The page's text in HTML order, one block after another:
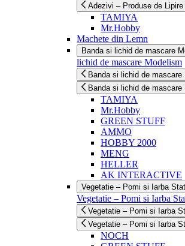
Adezivi – Produse de
TAMIYA
Mr.Hobby
Machete din Lemn
Banda si lichid de mascare
lichid de mascare Modelism
Banda si lichid de mascare
Banda si lichid de mascare
TAMIYA
Mr.Hobby
GREEN STUFF
AMMO
HOBBY 2000
MENG
HELLER
AK INTERACTIVE
Vegetatie – Pomi si Iarba
Vegetatie – Pomi si Iarba
Vegetatie – Pomi si Iarba
Vegetatie – Pomi si Iarba
NOCH